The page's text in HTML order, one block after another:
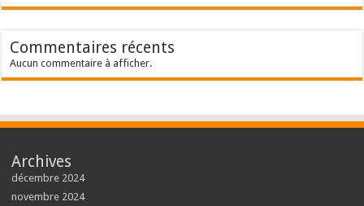
Commentaires récents
Aucun commentaire à afficher.
Archives
décembre 2024
novembre 2024